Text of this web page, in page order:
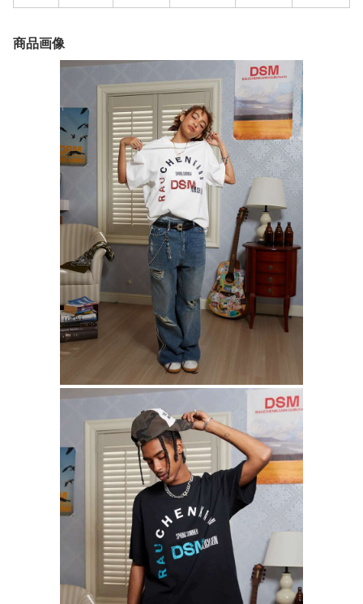
商品画像